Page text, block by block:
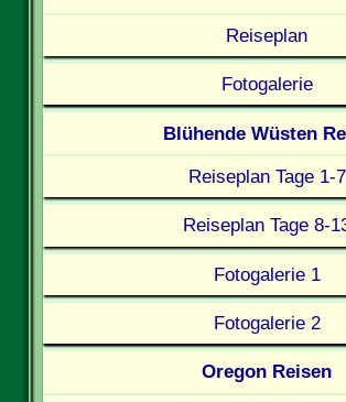
Reiseplan
Fotogalerie
Blühende Wüsten
Reiseplan Tage 1-7
Reiseplan Tage 8-
Fotogalerie 1
Fotogalerie 2
Oregon Reisen